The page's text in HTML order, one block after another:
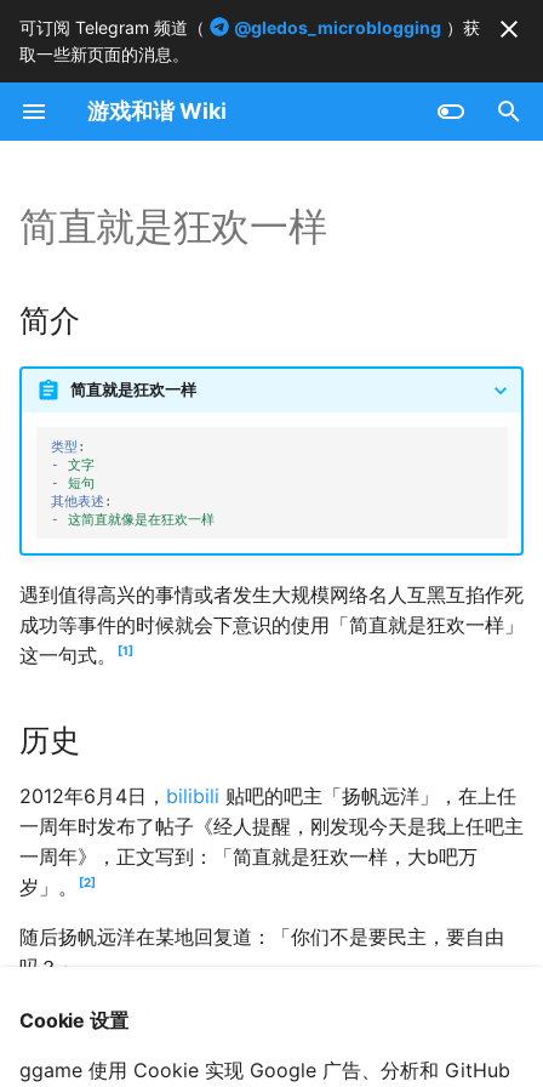
可订阅 Telegram 频道（ @gledos_microblogging ）获
取一些新页面的消息。
游戏和谐 Wiki
正
在
始
索
历史
简直就是狂欢一样
简介
简直就是狂欢一样
类型 :
-
文字
-
短句
其他表述 :
-
这简直就像是在狂欢一样
遇到值得高兴的事情或者发生大规模网络名人互黑互掐作死
成功等事件的时候就会下意识的使用「简直就是狂欢一样」
这一句式。
1
历史
2012年6月4日， bilibili 贴吧的吧主「扬帆远洋」，在上任
一周年时发布了帖子《经人提醒，刚发现今天是我上任吧主
一周年》，正文写到：「简直就是狂欢一样，大b吧万
岁」。
2
随后扬帆远洋在某地回复道：「你们不是要民主，要自由
吗？」
次日，扬帆远洋的百度贴吧帐号被封锁了。
Cookie 设置
ggame 使用 Cookie 实现 Google 广告、分析和 GitHub